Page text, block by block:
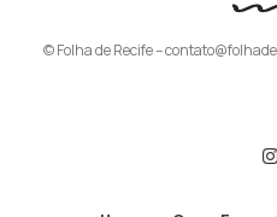
© Folha de Recife –